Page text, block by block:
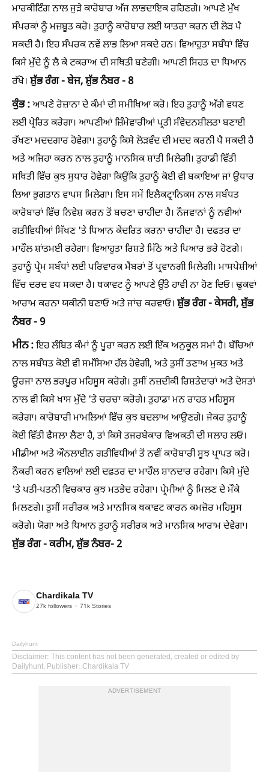
ਮਾਰਕੀਟਿੰਗ ਨਾਲ ਜੁੜੇ ਕਾਰੋਬਾਰ ਅੱਜ ਲਾਭਦਾਇਕ ਰਹਿਣਗੇ। ਆਪਣੇ ਮੁੱਖ
ਸੰਪਰਕਾਂ ਨੂੰ ਮਜ਼ਬੂਤ ​​ਕਰੋ। ਤੁਹਾਨੂੰ ਕਾਰੋਬਾਰ ਲਈ ਯਾਤਰਾ ਕਰਨ ਦੀ ਲੋੜ ਪੈ
ਸਕਦੀ ਹੈ। ਇਹ ਸੰਪਰਕ ਨਵੇਂ ਲਾਭ ਲਿਆ ਸਕਦੇ ਹਨ। ਵਿਆਹੁਤਾ ਸਬੰਧਾਂ ਵਿੱਚ
ਕਿਸੇ ਮੁੱਦੇ ਨੂੰ ਲੈ ਕੇ ਟਕਰਾਅ ਦੀ ਸਥਿਤੀ ਬਣੇਗੀ। ਆਪਣੀ ਸਿਹਤ ਦਾ ਧਿਆਨ
ਰੱਖੋ। ਸ਼ੁੱਭ ਰੰਗ - ਬੇਜ, ਸ਼ੁੱਭ ਨੰਬਰ - 8
ਕੁੰਭ :ਆਪਣੇ ਰੋਜ਼ਾਨਾ ਦੇ ਕੰਮਾਂ ਦੀ ਸਮੀਖਿਆ ਕਰੋ। ਇਹ ਤੁਹਾਨੂੰ ਅੱਗੇ ਵਧਣ
ਲਈ ਪ੍ਰੇਰਿਤ ਕਰੇਗਾ। ਆਪਣੀਆਂ ਜ਼ਿੰਮੇਵਾਰੀਆਂ ਪ੍ਰਤੀ ਸੰਵੇਦਨਸ਼ੀਲਤਾ ਬਣਾਈ
ਰੱਖਣਾ ਮਦਦਗਾਰ ਹੋਵੇਗਾ। ਤੁਹਾਨੂੰ ਕਿਸੇ ਲੋੜਵੰਦ ਦੀ ਮਦਦ ਕਰਨੀ ਪੈ ਸਕਦੀ ਹੈ
ਅਤੇ ਅਜਿਹਾ ਕਰਨ ਨਾਲ ਤੁਹਾਨੂੰ ਮਾਨਸਿਕ ਸ਼ਾਂਤੀ ਮਿਲੇਗੀ। ਤੁਹਾਡੀ ਵਿੱਤੀ
ਸਥਿਤੀ ਵਿੱਚ ਕੁਝ ਸੁਧਾਰ ਹੋਵੇਗਾ ਕਿਉਂਕਿ ਤੁਹਾਨੂੰ ਕੋਈ ਵੀ ਬਕਾਇਆ ਜਾਂ ਉਧਾਰ
ਲਿਆ ਭੁਗਤਾਨ ਵਾਪਸ ਮਿਲੇਗਾ। ਇਸ ਸਮੇਂ ਇਲੈਕਟ੍ਰਾਨਿਕਸ ਨਾਲ ਸਬੰਧਤ
ਕਾਰੋਬਾਰਾਂ ਵਿੱਚ ਨਿਵੇਸ਼ ਕਰਨ ਤੋਂ ਬਚਣਾ ਚਾਹੀਦਾ ਹੈ। ਨੌਜਵਾਨਾਂ ਨੂੰ ਨਵੀਆਂ
ਗਤੀਵਿਧੀਆਂ ਸਿੱਖਣ 'ਤੇ ਧਿਆਨ ਕੇਂਦਰਿਤ ਕਰਨਾ ਚਾਹੀਦਾ ਹੈ। ਦਫਤਰ ਦਾ
ਮਾਹੌਲ ਸ਼ਾਂਤਮਈ ਰਹੇਗਾ। ਵਿਆਹੁਤਾ ਰਿਸ਼ਤੇ ਮਿੱਠੇ ਅਤੇ ਪਿਆਰ ਭਰੇ ਹੋਣਗੇ।
ਤੁਹਾਨੂੰ ਪ੍ਰੇਮ ਸਬੰਧਾਂ ਲਈ ਪਰਿਵਾਰਕ ਮੈਂਬਰਾਂ ਤੋਂ ਪ੍ਰਵਾਨਗੀ ਮਿਲੇਗੀ। ਮਾਸਪੇਸ਼ੀਆਂ
ਵਿੱਚ ਦਰਦ ਵਧ ਸਕਦਾ ਹੈ। ਥਕਾਵਟ ਨੂੰ ਆਪਣੇ ਉੱਤੇ ਹਾਵੀ ਨਾ ਹੋਣ ਦਿਓ। ਢੁਕਵਾਂ
ਆਰਾਮ ਕਰਨਾ ਯਕੀਨੀ ਬਣਾਓ ਅਤੇ ਜਾਂਚ ਕਰਵਾਓ। ਸ਼ੁੱਭ ਰੰਗ - ਕੇਸਰੀ, ਸ਼ੁੱਭ
ਨੰਬਰ - 9
ਮੀਨ :ਇਹ ਲੰਬਿਤ ਕੰਮਾਂ ਨੂੰ ਪੂਰਾ ਕਰਨ ਲਈ ਇੱਕ ਅਨੁਕੂਲ ਸਮਾਂ ਹੈ। ਬੱਚਿਆਂ
ਨਾਲ ਸਬੰਧਤ ਕੋਈ ਵੀ ਸਮੱਸਿਆ ਹੱਲ ਹੋਵੇਗੀ, ਅਤੇ ਤੁਸੀਂ ਤਣਾਅ ਮੁਕਤ ਅਤੇ
ਊਰਜਾ ਨਾਲ ਭਰਪੂਰ ਮਹਿਸੂਸ ਕਰੋਗੇ। ਤੁਸੀਂ ਨਜ਼ਦੀਕੀ ਰਿਸ਼ਤੇਦਾਰਾਂ ਅਤੇ ਦੋਸਤਾਂ
ਨਾਲ ਵੀ ਕਿਸੇ ਖਾਸ ਮੁੱਦੇ 'ਤੇ ਚਰਚਾ ਕਰੋਗੇ। ਤੁਹਾਡਾ ਮਨ ਰਾਹਤ ਮਹਿਸੂਸ
ਕਰੇਗਾ। ਕਾਰੋਬਾਰੀ ਮਾਮਲਿਆਂ ਵਿੱਚ ਕੁਝ ਬਦਲਾਅ ਆਉਣਗੇ। ਜੇਕਰ ਤੁਹਾਨੂੰ
ਕੋਈ ਵਿੱਤੀ ਫੈਸਲਾ ਲੈਣਾ ਹੈ, ਤਾਂ ਕਿਸੇ ਤਜਰਬੇਕਾਰ ਵਿਅਕਤੀ ਦੀ ਸਲਾਹ ਲਓ।
ਮੀਡੀਆ ਅਤੇ ਔਨਲਾਈਨ ਗਤੀਵਿਧੀਆਂ ਤੋਂ ਨਵੀਂ ਕਾਰੋਬਾਰੀ ਸੂਝ ਪ੍ਰਾਪਤ ਕਰੋ।
ਨੌਕਰੀ ਕਰਨ ਵਾਲਿਆਂ ਲਈ ਦਫ਼ਤਰ ਦਾ ਮਾਹੌਲ ਸ਼ਾਨਦਾਰ ਰਹੇਗਾ। ਕਿਸੇ ਮੁੱਦੇ
'ਤੇ ਪਤੀ-ਪਤਨੀ ਵਿਚਕਾਰ ਕੁਝ ਮਤਭੇਦ ਰਹੇਗਾ। ਪ੍ਰੇਮੀਆਂ ਨੂੰ ਮਿਲਣ ਦੇ ਮੌਕੇ
ਮਿਲਣਗੇ। ਤੁਸੀਂ ਸਰੀਰਕ ਅਤੇ ਮਾਨਸਿਕ ਥਕਾਵਟ ਕਾਰਨ ਕਮਜ਼ੋਰ ਮਹਿਸੂਸ
ਕਰੋਗੇ। ਯੋਗਾ ਅਤੇ ਧਿਆਨ ਤੁਹਾਨੂੰ ਸਰੀਰਕ ਅਤੇ ਮਾਨਸਿਕ ਆਰਾਮ ਦੇਵੇਗਾ।
ਸ਼ੁੱਭ ਰੰਗ - ਕਰੀਮ, ਸ਼ੁੱਭ ਨੰਬਰ- 2
Chardikala TV
27k followers 71k Stories
Dailyhunt
Disclaimer: This content has not been generated, created or edited by
Dailyhunt. Publisher: Chardikala TV
ADVERTISEMENT